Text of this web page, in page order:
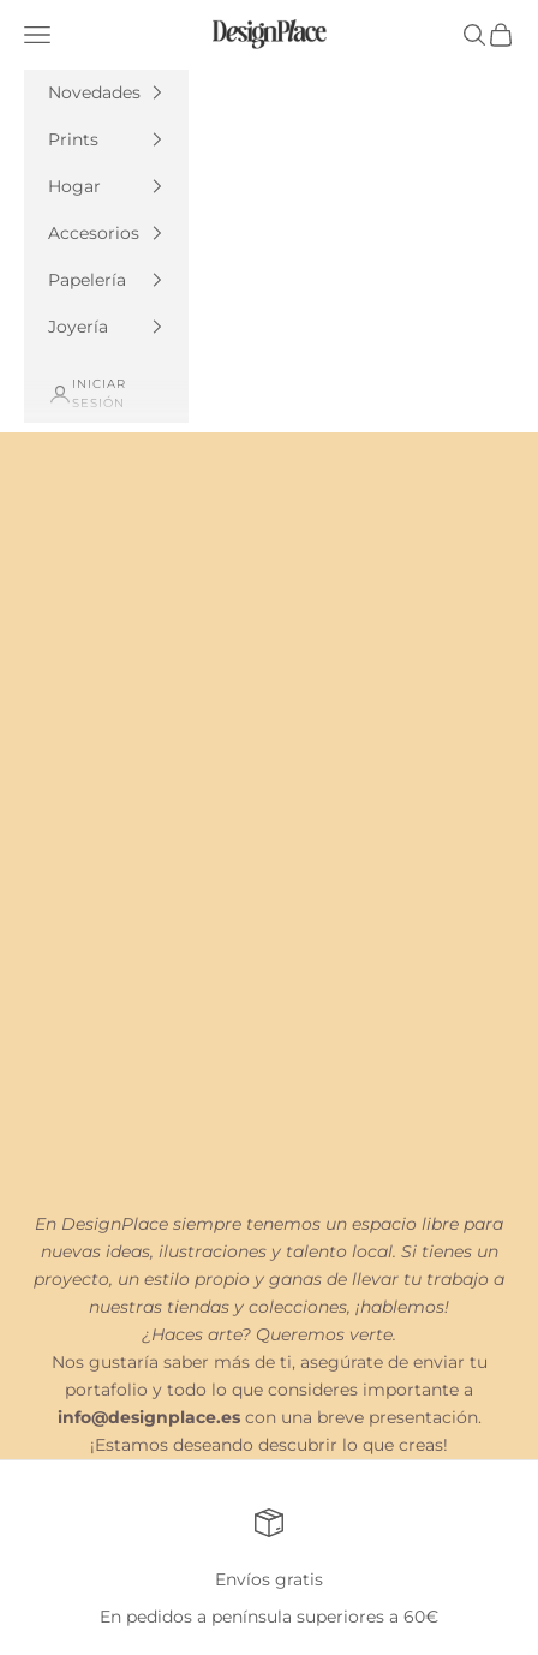
DesignPlace
Menú Buscar
Cesta
Novedades
Prints
Hogar
Accesorios
Papelería
Joyería
INICIAR
SESIÓN
En DesignPlace siempre tenemos un espacio libre para
nuevas ideas, ilustraciones y talento local. Si tienes un
proyecto, un estilo propio y ganas de llevar tu trabajo a
nuestras tiendas y colecciones, ¡hablemos!
¿Haces arte? Queremos verte.
Nos gustaría saber más de ti, asegúrate de enviar tu
portafolio y todo lo que consideres importante a
info@designplace.escon una breve presentación.
¡Estamos deseando descubrir lo que creas!
Envíos gratis
En pedidos a península superiores a 60€